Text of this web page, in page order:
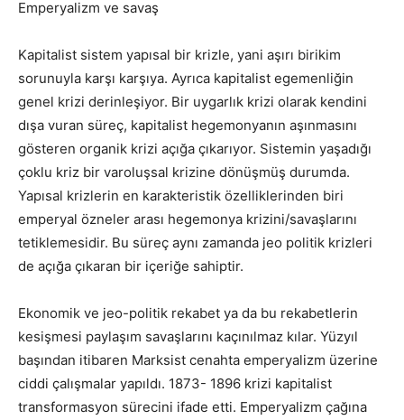
Emperyalizm ve savaş
Kapitalist sistem yapısal bir krizle, yani aşırı birikim
sorunuyla karşı karşıya. Ayrıca kapitalist egemenliğin
genel krizi derinleşiyor. Bir uygarlık krizi olarak kendini
dışa vuran süreç, kapitalist hegemonyanın aşınmasını
gösteren organik krizi açığa çıkarıyor. Sistemin yaşadığı
çoklu kriz bir varoluşsal krizine dönüşmüş durumda.
Yapısal krizlerin en karakteristik özelliklerinden biri
emperyal özneler arası hegemonya krizini/savaşlarını
tetiklemesidir. Bu süreç aynı zamanda jeo politik krizleri
de açığa çıkaran bir içeriğe sahiptir.
Ekonomik ve jeo-politik rekabet ya da bu rekabetlerin
kesişmesi paylaşım savaşlarını kaçınılmaz kılar. Yüzyıl
başından itibaren Marksist cenahta emperyalizm üzerine
ciddi çalışmalar yapıldı. 1873- 1896 krizi kapitalist
transformasyon sürecini ifade etti. Emperyalizm çağına